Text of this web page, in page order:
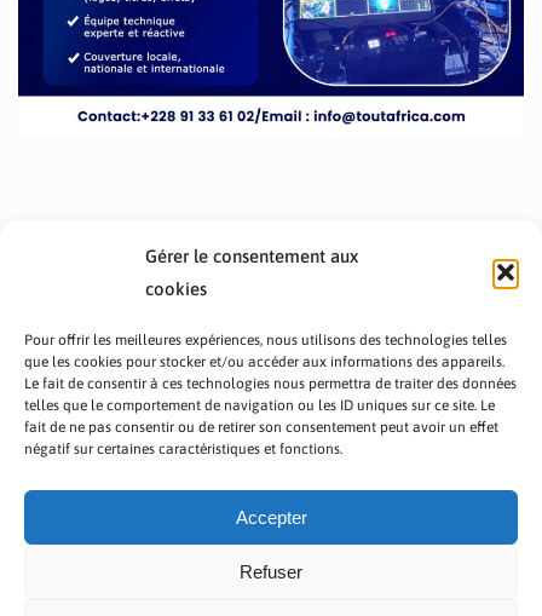
Gérer le consentement aux
cookies
Pour offrir les meilleures expériences, nous utilisons des technologies telles
que les cookies pour stocker et/ou accéder aux informations des appareils.
Le fait de consentir à ces technologies nous permettra de traiter des données
telles que le comportement de navigation ou les ID uniques sur ce site. Le
fait de ne pas consentir ou de retirer son consentement peut avoir un effet
négatif sur certaines caractéristiques et fonctions.
Accepter
Refuser
PRÉSENTATION TOUTAFRICA
A PROPOS